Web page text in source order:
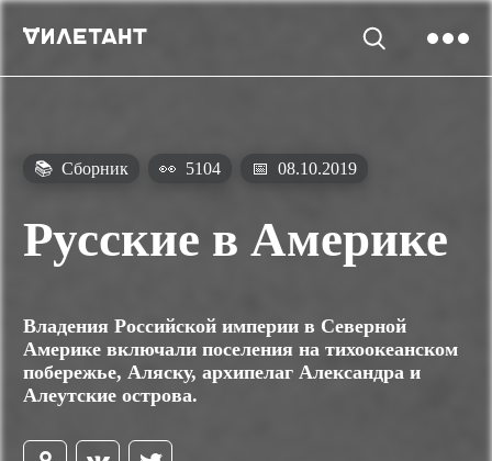
📚 Сборник 👀 5104 📅 08.10.2019
Русские в Америке
Владения Российской империи в Северной
Америке включали поселения на тихоокеанском
побережье, Аляску, архипелаг Александра и
Алеутские острова.